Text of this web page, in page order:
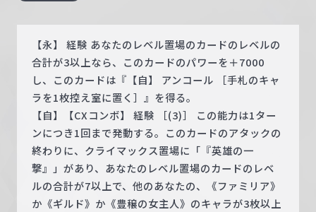
【永】 経験 あなたのレベル置場のカードのレベルの
合計が3以上なら、このカードのパワーを＋7000
し、このカードは『【自】 アンコール ［手札のキャ
ラを1枚控え室に置く］』を得る。
【自】【CXコンボ】 経験 ［(3)］ この能力は1ター
ンにつき1回まで発動する。このカードのアタックの
終わりに、クライマックス置場に「『英雄の一
撃』」があり、あなたのレベル置場のカードのレベ
ルの合計が7以上で、他のあなたの、《ファミリア》
か《ギルド》か《豊穣の女主人》のキャラが3枚以上